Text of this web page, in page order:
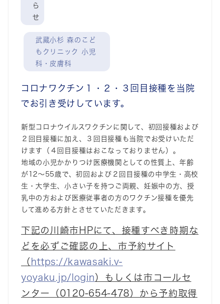
ら
せ
武蔵小杉 森のこど
もクリニック 小児
科・皮膚科
コロナワクチン１・２・３回目接種を当院
でお引き受けしています。
新型コロナウイルスワクチンに関して、初回接種および
２回目接種に加え、３回目接種も当院でお受けいただ
けます（４回目接種はおこなっておりません）。
地域の小児かかりつけ医療機関としての性質上、年齢
が12～55歳で、初回および２回目接種の中学生・高校
生・大学生、小さい子を持つご両親、妊娠中の方、授
乳中の方および医療従事者の方のワクチン接種を優先
して進める方針とさせていただきます。
下記の川崎市HPにて、接種すべき時期な
どを必ずご確認の上、市予約サイト
（ https://kawasaki.v-
yoyaku.jp/login ）もしくは市コールセ
ンター（0120-654-478）から予約取得